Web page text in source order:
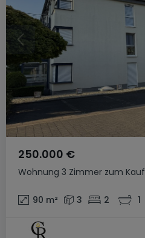
Wohnung 3 Zimmer zum Kauf
250.000 €
90 m² 3 2 1